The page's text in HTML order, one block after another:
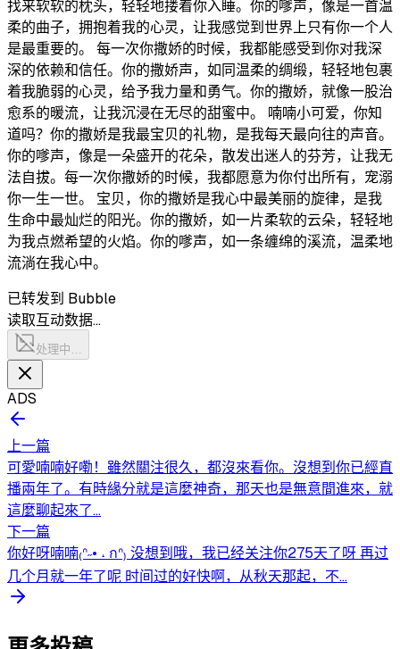
找来软软的枕头，轻轻地搂着你入睡。你的嗲声，像是一首温
柔的曲子，拥抱着我的心灵，让我感觉到世界上只有你一个人
是最重要的。 每一次你撒娇的时候，我都能感受到你对我深
深的依赖和信任。你的撒娇声，如同温柔的绸缎，轻轻地包裹
着我脆弱的心灵，给予我力量和勇气。你的撒娇，就像一股治
愈系的暖流，让我沉浸在无尽的甜蜜中。 喃喃小可爱，你知
道吗？你的撒娇是我最宝贝的礼物，是我每天最向往的声音。
你的嗲声，像是一朵盛开的花朵，散发出迷人的芬芳，让我无
法自拔。每一次你撒娇的时候，我都愿意为你付出所有，宠溺
你一生一世。 宝贝，你的撒娇是我心中最美丽的旋律，是我
生命中最灿烂的阳光。你的撒娇，如一片柔软的云朵，轻轻地
为我点燃希望的火焰。你的嗲声，如一条缠绵的溪流，温柔地
流淌在我心中。
已转发到 Bubble
读取互动数据…
处理中…
ADS
上一篇
可愛喃喃好嘞！雖然關注很久，都沒來看你。沒想到你已經直
播兩年了。有時緣分就是這麼神奇，那天也是無意間進來，就
這麼聊起來了...
下一篇
你好呀喃喃₍ᐢ˶• ˔ กᐢ₎ 没想到哦，我已经关注你275天了呀 再过
几个月就一年了呢 时间过的好快啊，从秋天那起，不...